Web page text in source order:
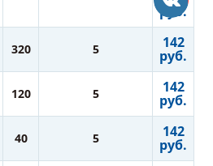
руб.
320 5 142
руб.
120 5 142
руб.
40 5 142
руб.